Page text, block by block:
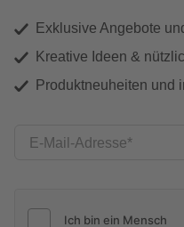
Exklusive Angebote
Kreative Ideen &
Produktneuheiten und
E-Mail-Adresse